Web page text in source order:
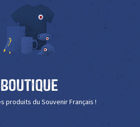
Boutique
produits du Souvenir Français !